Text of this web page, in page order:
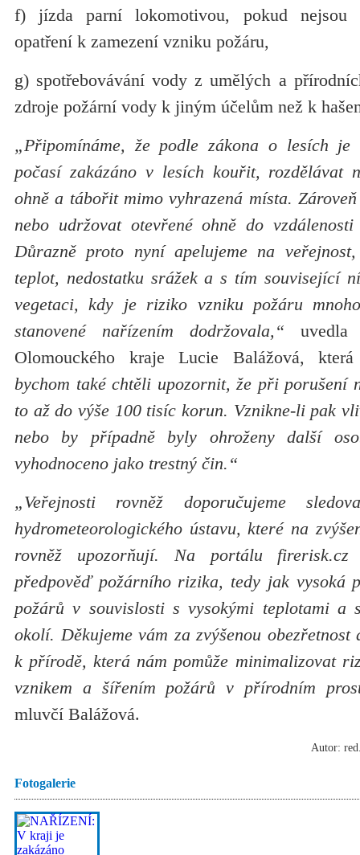
f) jízda parní lokomotivou, pokud nejsou
opatření k zamezení vzniku požáru,
g) spotřebovávání vody z umělých a
zdroje požární vody k jiným účelům než k
„Připomínáme, že podle zákona o lesích je
počasí zakázáno v lesích kouřit, rozdělávat
ohně a tábořit mimo vyhrazená místa.
nebo udržovat otevřené ohně do
Důrazně proto nyní apelujeme na
teplot, nedostatku srážek a s tím související
vegetaci, kdy je riziko vzniku požáru
stanovené nařízením dodržovala,“ uvedla
Olomouckého kraje Lucie Balážová,
bychom také chtěli upozornit, že při porušení
to až do výše 100 tisíc korun. Vznikne-li pak
nebo by případně byly ohroženy další
vyhodnoceno jako trestný čin.“
„Veřejnosti rovněž doporučujeme
hydrometeorologického ústavu, které na
rovněž upozorňují. Na portálu
předpověď požárního rizika, tedy jak vysoká
požárů v souvislosti s vysokými teplotami a
okolí. Děkujeme vám za zvýšenou
k přírodě, která nám pomůže minimalizovat
vznikem a šířením požárů v přírodním
mluvčí Balážová.
Autor:
Fotogalerie